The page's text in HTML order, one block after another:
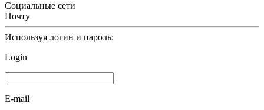
Социальные сети
Почту
Используя логин и пароль:
Login
E-mail